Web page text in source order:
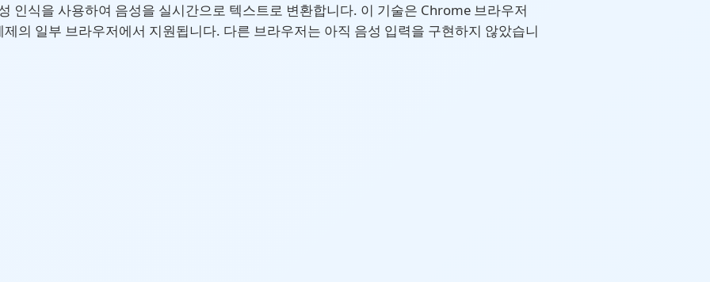
인식을 사용하여 음성을 실시간으로 텍스트로 변환합니다. 이 기술은 Chrome 브라우저
의 일부 브라우저에서 지원됩니다. 다른 브라우저는 아직 음성 입력을 구현하지 않았습니